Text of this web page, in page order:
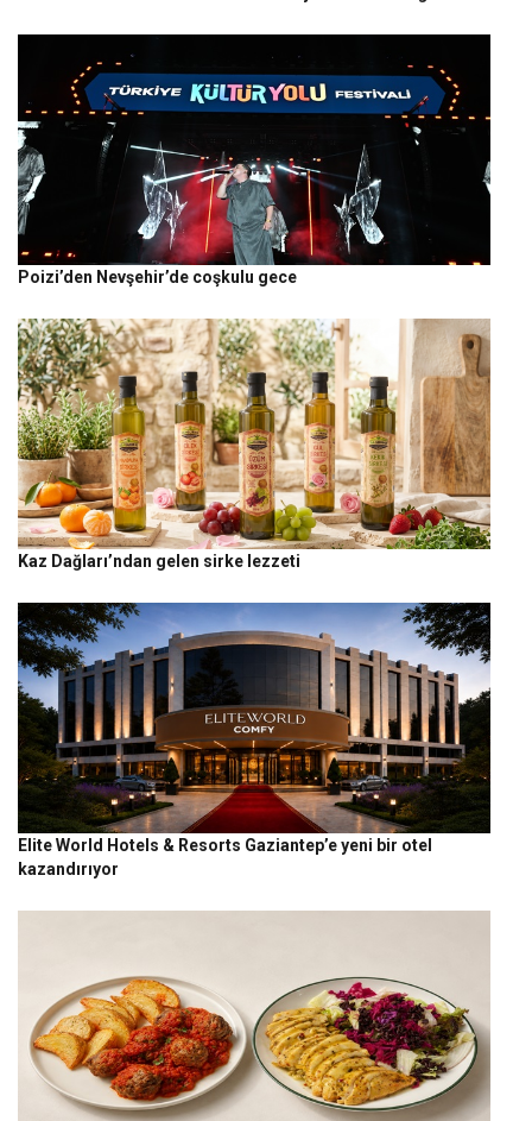
Poizi’den Nevşehir’de coşkulu gece
Kaz Dağları’ndan gelen sirke lezzeti
Elite World Hotels & Resorts Gaziantep’e yeni bir otel
kazandırıyor